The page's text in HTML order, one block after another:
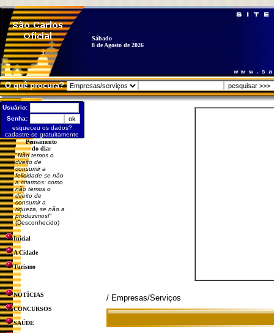
Sábado
8 de Agosto de 2026
O quê procura?
Usuário:
Senha:
esqueceu os dados?
cadastre-se gratuitamente
Pensamento
do dia:
"Não temos o
direito de
consumir a
felicidade se não
a criarmos: como
não temos o
direito de
consumir a
riqueza, se não a
produzimos!"
(Desconhecido)
Inicial
A Cidade
Turismo
NOTÍCIAS
CONCURSOS
SAÚDE
/ Empresas/Serviços